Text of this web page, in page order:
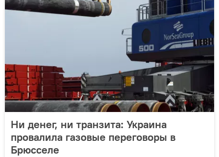
Ни денег, ни транзита: Украина
провалила газовые переговоры в
Брюсселе